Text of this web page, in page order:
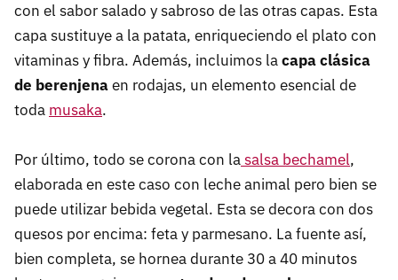
con el sabor salado y sabroso de las otras capas. Esta
capa sustituye a la patata, enriqueciendo el plato con
vitaminas y fibra. Además, incluimos lacapa clásica
de berenjenaen rodajas, un elemento esencial de
toda musaka.
Por último, todo se corona con lasalsa bechamel,
elaborada en este caso con leche animal pero bien se
puede utilizar bebida vegetal. Esta se decora con dos
quesos por encima: feta y parmesano. La fuente así,
bien completa, se hornea durante 30 a 40 minutos